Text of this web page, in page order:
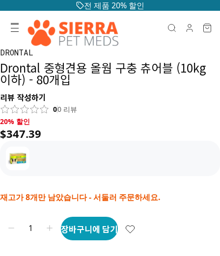
전 제품 20% 할인
DRONTAL
Drontal 중형견용 올웜 구충 츄어블 (10kg
이하) - 80개입
리뷰 작성하기
00 리뷰
20% 할인, $347.39
20% 할인
$347.39
재고가 8개만 남았습니다 - 서둘러 주문하세요.
장바구니에 담기